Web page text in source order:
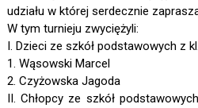
udziału w której serdecznie
W tym turnieju zwyciężyli:
I. Dzieci ze szkół podstawowych z
1. Wąsowski Marcel
2. Czyżowska Jagoda
II. Chłopcy ze szkół